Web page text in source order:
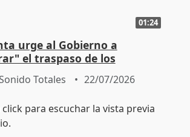
01:24
urge al Gobierno a
el traspaso de los
de trabajo a extranjeros
Totales 22/07/2026